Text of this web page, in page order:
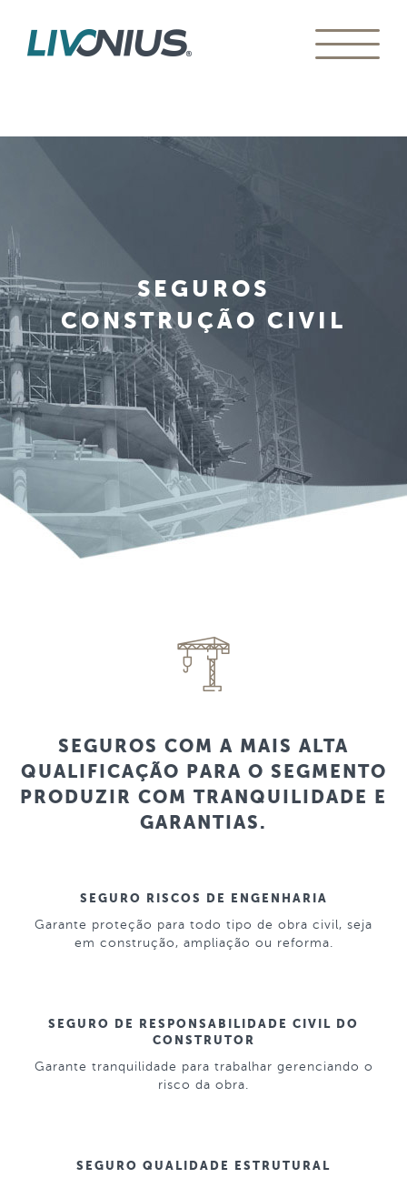
SEGUROS
CONSTRUÇÃO CIVIL
SEGUROS COM A MAIS ALTA
QUALIFICAÇÃO PARA O SEGMENTO
PRODUZIR COM TRANQUILIDADE E
GARANTIAS.
SEGURO RISCOS DE ENGENHARIA
Garante proteção para todo tipo de obra civil, seja
em construção, ampliação ou reforma.
SEGURO DE RESPONSABILIDADE CIVIL DO
CONSTRUTOR
Garante tranquilidade para trabalhar gerenciando o
risco da obra.
SEGURO QUALIDADE ESTRUTURAL